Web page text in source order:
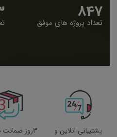
848
تعداد پروژه های موفق
پشتیبانی انلاین و
3روز